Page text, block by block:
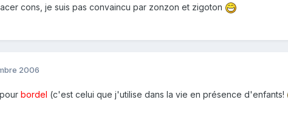
cons, je suis pas convaincu par zonzon et zigoton
2006
pour bordel (c'est celui que j'utilise dans la vie en présence d'enfants!